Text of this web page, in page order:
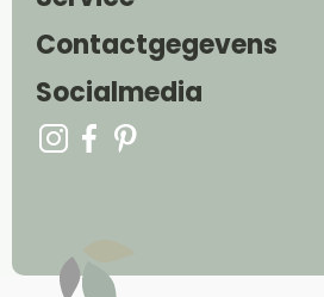
Contactgegevens
Socialmedia